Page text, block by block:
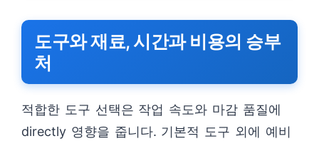
도구와 재료, 시간과 비용의 승부
처
적합한 도구 선택은 작업 속도와 마감 품질에
directly 영향을 줍니다. 기본적 도구 외에 예비